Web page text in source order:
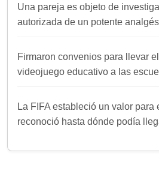
Una pareja es objeto de
autorizada de un potente
Firmaron convenios para llevar
videojuego educativo a las
La FIFA estableció un valor para
reconoció hasta dónde podía